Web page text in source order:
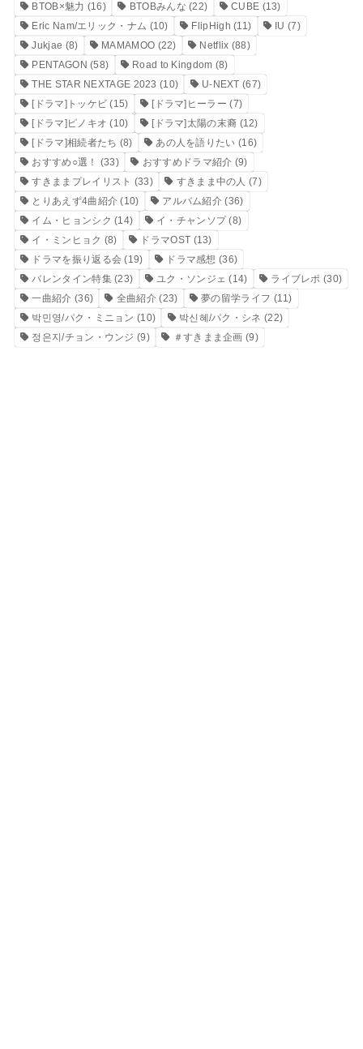
BTOB×魅力 (16) BTOBみんな (22) CUBE (13)
Eric Nam/エリック・ナム (10) FlipHigh (11) IU (7)
Jukjae (8) MAMAMOO (22) Netflix (88)
PENTAGON (58) Road to Kingdom (8)
THE STAR NEXTAGE 2023 (10) U-NEXT (67)
[ドラマ]トッケビ (15) [ドラマ]ヒーラー (7)
[ドラマ]ピノキオ (10) [ドラマ]太陽の末裔 (12)
[ドラマ]相続者たち (8) あの人を語りたい (16)
おすすめ○選！
(33) おすすめドラマ紹介 (9)
すきままプレイリスト (33) すきまま中の人 (7)
とりあえず4曲紹介 (10) アルバム紹介 (36)
イム・ヒョンシク (14) イ・チャンソプ(8)
イ・ミンヒョク (8) ドラマOST (13)
ドラマを振り返る会 (19) ドラマ感想 (36)
バレンタイン特集(23) ユク・ソンジェ (14) ライブレポ (30)
一曲紹介 (36) 全曲紹介 (23) 夢の留学ライフ (11)
박민영/パク・ミニョン (10) 박신혜/パク・シネ (22)
정은지/チョン・ウンジ (9) ＃すきまま企画 (9)